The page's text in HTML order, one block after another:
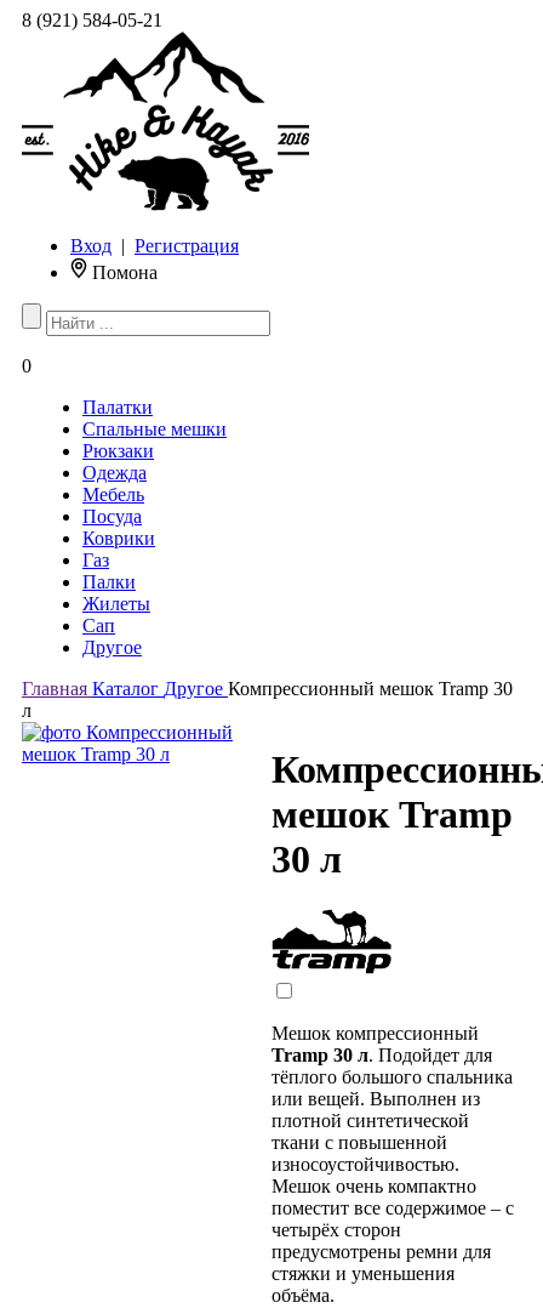
8 (921) 584-05-21
Вход | Регистрация
Помона
0
Палатки
Спальные мешки
Рюкзаки
Одежда
Мебель
Посуда
Коврики
Газ
Палки
Жилеты
Сап
Другое
Главная Каталог Другое Компрессионный мешок Tramp 30
л
мешок Tramp
30 л
Мешок компрессионный
Tramp 30 л. Подойдет для
тёплого большого спальника
или вещей. Выполнен из
плотной синтетической
ткани с повышенной
износоустойчивостью.
Мешок очень компактно
поместит все содержимое – с
четырёх сторон
предусмотрены ремни для
стяжки и уменьшения
объёма.